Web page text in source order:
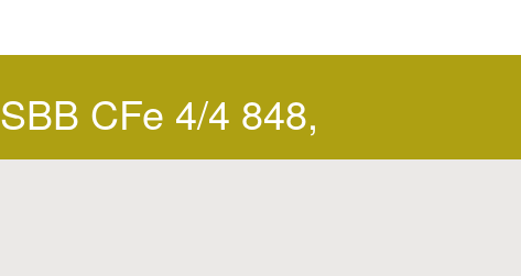
SBB CFe 4/4 848,